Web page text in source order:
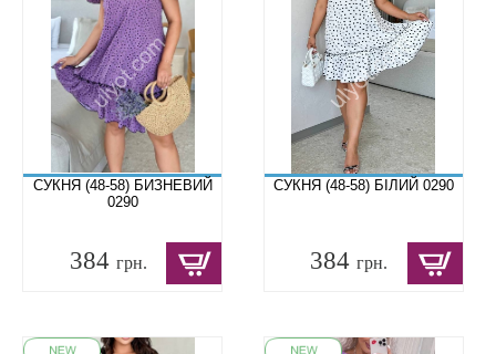
СУКНЯ (48-58) БИЗНЕВИЙ
0290
384 грн.
СУКНЯ (48-58) БІЛИЙ 0290
384грн.